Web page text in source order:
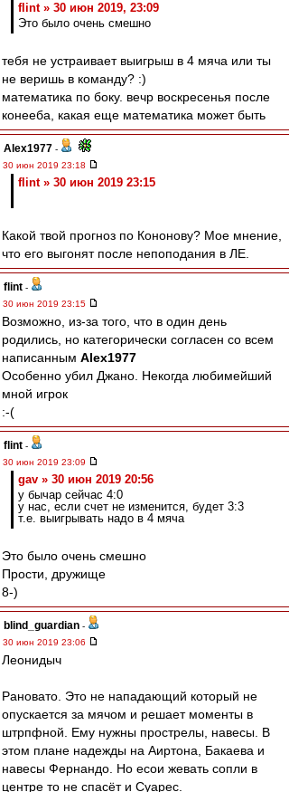
flint » 30 июн 2019, 23:09
Это было очень смешно
тебя не устраивает выигрыш в 4 мяча или ты
не веришь в команду? :)
математика по боку. вечр воскресенья после
конееба, какая еще математика может быть
Alex1977 -
30 июн 2019 23:18
flint » 30 июн 2019 23:15
Какой твой прогноз по Кононову? Мое мнение,
что его выгонят после непоподания в ЛЕ.
flint -
30 июн 2019 23:15
Возможно, из-за того, что в один день
родились, но категорически согласен со всем
написанным Alex1977
Особенно убил Джано. Некогда любимейший
мной игрок
:-(
flint -
30 июн 2019 23:09
gav » 30 июн 2019 20:56
у бычар сейчас 4:0
у нас, если счет не изменится, будет 3:3
т.е. выигрывать надо в 4 мяча
Это было очень смешно
Прости, дружище
8-)
blind_guardian -
30 июн 2019 23:06
Леонидыч
Рановато. Это не нападающий который не
опускается за мячом и решает моменты в
штрпфной. Ему нужны прострелы, навесы. В
этом плане надежды на Аиртона, Бакаева и
навесы Фернандо. Но есои жевать сопли в
центре то не спасёт и Суарес.